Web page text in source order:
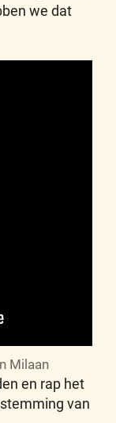
we dat
Milaan
en rap het
van